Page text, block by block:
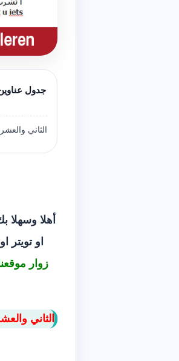
جدول
الثاني والعشرون - ‫محادثة قصيرة رقم 3 - في دورة تعليم
‫أهلا وسهلا
او
زوار
الثاني